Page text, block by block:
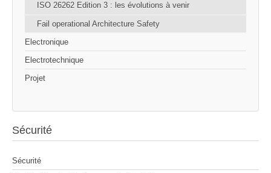
ISO 26262 Edition 3 : les évolutions à venir
Fail operational Architecture Safety
Electronique
Electrotechnique
Projet
Sécurité
Sécurité